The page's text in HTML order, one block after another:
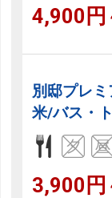
4,900円
別邸プレ
米/バス・
3,900円